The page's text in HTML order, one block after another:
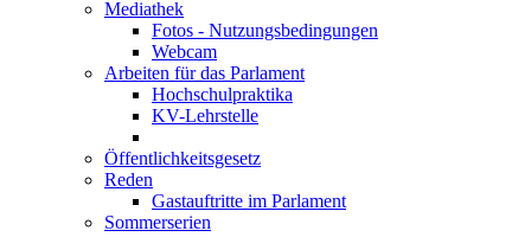
Mediathek
Fotos - Nutzungsbedingungen
Webcam
Arbeiten für das Parlament
Hochschulpraktika
KV-Lehrstelle
Öffentlichkeitsgesetz
Reden
Gastauftritte im Parlament
Sommerserien